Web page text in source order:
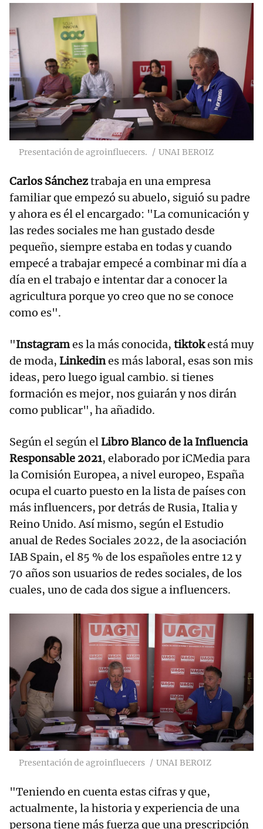
Presentación de agroinfluecers. UNAI BEROIZ
Carlos Sáncheztrabaja en una empresa
familiar que empezó su abuelo, siguió su padre
y ahora es él el encargado: "La comunicación y
las redes sociales me han gustado desde
pequeño, siempre estaba en todas y cuando
empecé a trabajar empecé a combinar mi día a
día en el trabajo e intentar dar a conocer la
agricultura porque yo creo que no se conoce
como es".
"Instagrames la más conocida, tiktokestá muy
de moda, Linkedines más laboral, esas son mis
ideas, pero luego igual cambio. si tienes
formación es mejor, nos guiarán y nos dirán
como publicar", ha añadido.
Según el según elLibro Blanco de la Influencia
Responsable 2021, elaborado por iCMedia para
la Comisión Europea, a nivel europeo, España
ocupa el cuarto puesto en la lista de países con
más influencers, por detrás de Rusia, Italia y
Reino Unido. Así mismo, según el Estudio
anual de Redes Sociales 2022, de la asociación
IAB Spain, el 85 % de los españoles entre 12 y
70 años son usuarios de redes sociales, de los
cuales, uno de cada dos sigue a influencers.
Presentación de agroinfluecers UNAI BEROIZ
"Teniendo en cuenta estas cifras y que,
actualmente, la historia y experiencia de una
persona tiene más fuerza que una prescripción